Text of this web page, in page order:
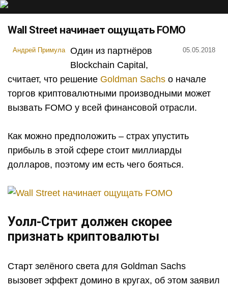
Wall Street начинает ощущать FOMO
Андрей Примула 05.05.2018
Один из партнёров
Blockchain Capital,
считает, что решение Goldman Sachs о начале
торгов криптовалютными производными может
вызвать FOMO у всей финансовой отрасли.
Как можно предположить – страх упустить
прибыль в этой сфере стоит миллиарды
долларов, поэтому им есть чего бояться.
Уолл-Стрит должен скорее
признать криптовалюты
Старт зелёного света для Goldman Sachs
вызовет эффект домино в кругах, об этом заявил